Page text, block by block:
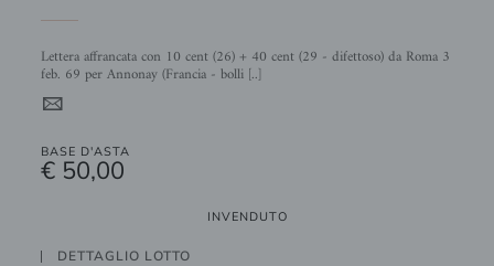
Lettera affrancata con 10 cent (26) + 40 cent (29 - difettoso) da Roma 3
feb. 69 per Annonay (Francia - bolli [..]
4
BASE D'ASTA
€ 50,00
INVENDUTO
DETTAGLIO LOTTO